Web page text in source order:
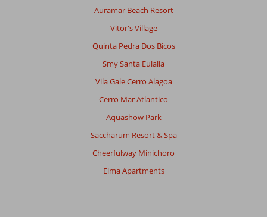
Auramar Beach Resort
Vitor's Village
Quinta Pedra Dos Bicos
Smy Santa Eulalia
Vila Gale Cerro Alagoa
Cerro Mar Atlantico
Aquashow Park
Saccharum Resort & Spa
Cheerfulway Minichoro
Elma Apartments